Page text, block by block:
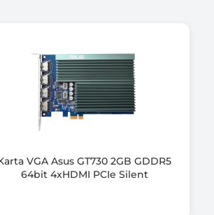
VGA Asus GT730 2GB GDDR5
64bit 4xHDMI PCIe Silent